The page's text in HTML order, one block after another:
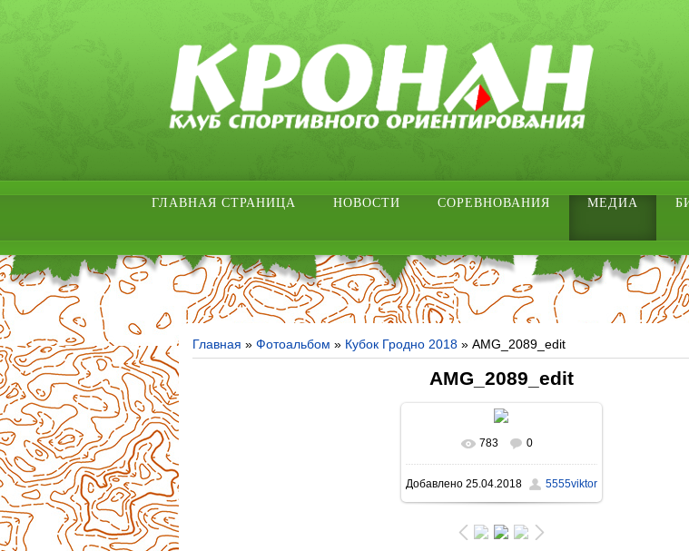
ГЛАВНАЯ СТРАНИЦА НОВОСТИ СОРЕВНОВАНИЯ МЕДИА
Главная » Фотоальбом » Кубок Гродно 2018 » AMG_2089_edit
AMG_2089_edit
В реальном размере
1396x931/ 917.1Kb
783 0
Добавлено25.04.2018 5555viktor